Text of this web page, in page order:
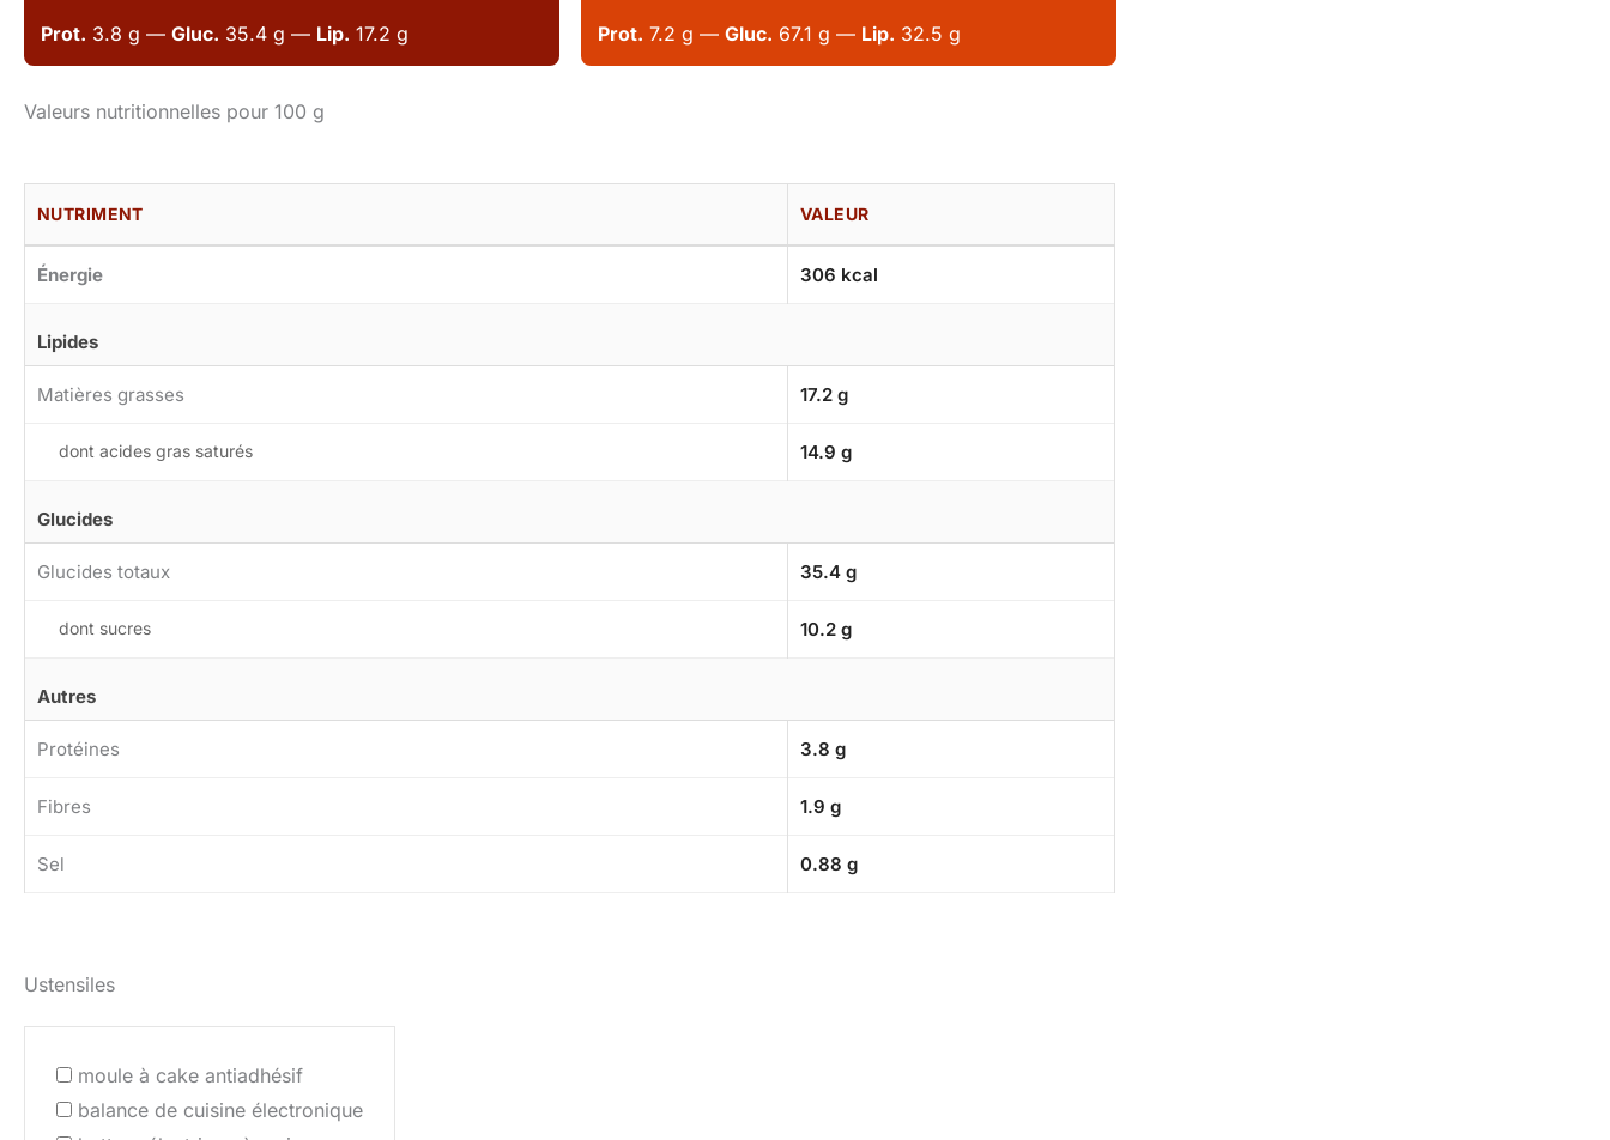
Prot. 3.8 g — Gluc. 35.4 g — Lip. 17.2 g Prot. 7.2 g —Gluc. 67.1 g — Lip. 32.5 g
Valeurs nutritionnelles pour 100 g
NUTRIMENT VALEUR
Énergie 306 kcal
Lipides
Matières grasses 17.2 g
dont acides gras saturés 14.9 g
Glucides
Glucides totaux 35.4 g
dont sucres 10.2 g
Autres
Protéines 3.8 g
Fibres 1.9 g
Sel 0.88 g
Ustensiles
moule à cake antiadhésif
balance de cuisine électronique